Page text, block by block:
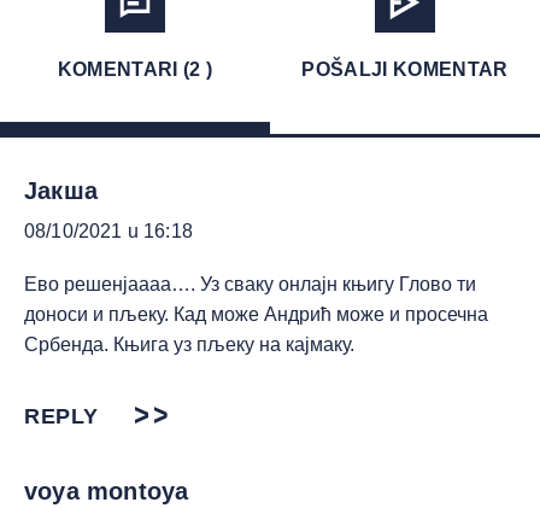
KOMENTARI (2 ) POŠALJI KOMENTAR
Јакша
08/10/2021 u 16:18
Ево решенјаааа…. Уз сваку онлајн књигу Глово ти
доноси и пљеку. Кад може Андрић може и просечна
Србенда. Књига уз пљеку на кајмаку.
REPLY
voya montoya